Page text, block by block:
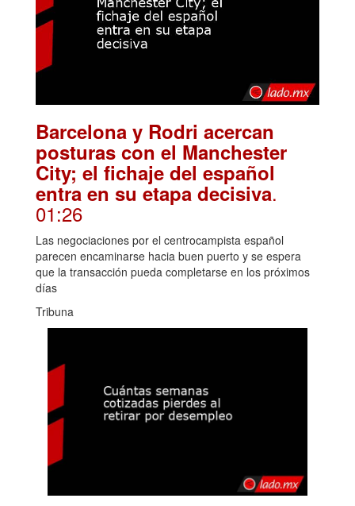
Barcelona y Rodri acercan
posturas con el Manchester
City; el fichaje del español
entra en su etapa decisiva.
01:26
Las negociaciones por el centrocampista español
parecen encaminarse hacia buen puerto y se espera
que la transacción pueda completarse en los próximos
días
Tribuna